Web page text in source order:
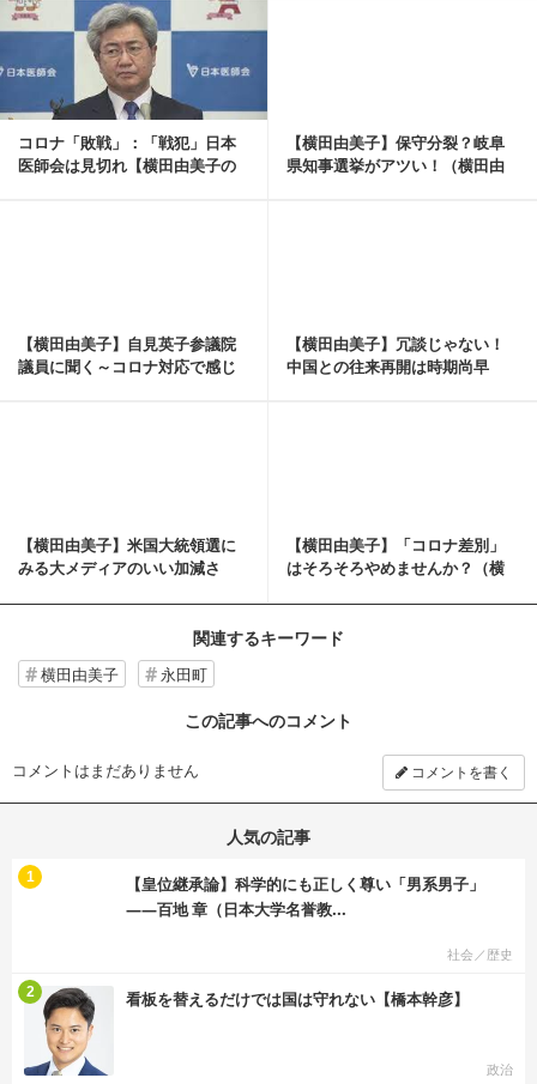
コロナ「敗戦」：「戦犯」日本
医師会は見切れ【横田由美子の
【横田由美子】保守分裂？岐阜
県知事選挙がアツい！（横田由
記事を読む
【横田由美子】自見英子参議院
議員に聞く～コロナ対応で感じ
【横田由美子】冗談じゃない！
中国との往来再開は時期尚早
【横田由美子】米国大統領選に
みる大メディアのいい加減さ
【横田由美子】「コロナ差別」
はそろそろやめませんか？（横
関連するキーワード
横田由美子 永田町
この記事へのコメント
コメントはまだありません コメントを書く
人気の記事
【皇位継承論】科学的にも正しく尊い「男系男子」
――百地 章（日本大学名誉教...
社会／歴史
1
看板を替えるだけでは国は守れない【橋本幹彦】
政治
2